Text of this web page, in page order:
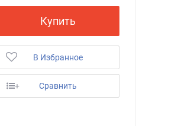
Купить
В Избранное
+ Сравнить